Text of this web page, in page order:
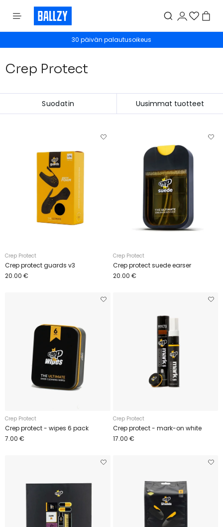
30 päivän palautusoikeus
Crep Protect
Suodatin
Crep Protect
Crep protect guards v3
20.00 €
Crep Protect
Crep protect suede earser
20.00 €
Crep Protect
Crep protect - wipes 6 pack
7.00 €
Crep Protect
Crep protect - mark-on white
17.00 €